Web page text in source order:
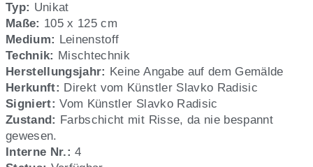
Radisic,
Nr.
4
Typ: Unikat
Maße: 105 x 125 cm
Medium: Leinenstoff
Technik: Mischtechnik
Herstellungsjahr: Keine Angabe auf dem Gemälde
Herkunft: Direkt vom Künstler Slavko Radisic
Signiert: Vom Künstler Slavko Radisic
Zustand: Farbschicht mit Risse, da nie bespannt
gewesen.
Interne Nr.: 4